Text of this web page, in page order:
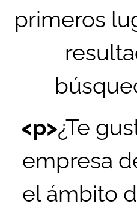
primeros
<p>¿Te
empresa
el ámbito